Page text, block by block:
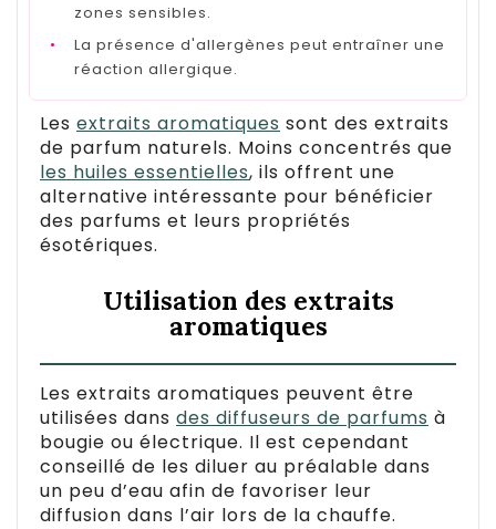
zones sensibles.
•
La présence d'allergènes peut entraîner une
réaction allergique.
Les extraits aromatiques sont des extraits
de parfum naturels. Moins concentrés que
les huiles essentielles, ils offrent une
alternative intéressante pour bénéficier
des parfums et leurs propriétés
ésotériques.
Utilisation des extraits
aromatiques
Les extraits aromatiques peuvent être
utilisées dans des diffuseurs de parfums à
bougie ou électrique. Il est cependant
conseillé de les diluer au préalable dans
un peu d’eau afin de favoriser leur
diffusion dans l’air lors de la chauffe.